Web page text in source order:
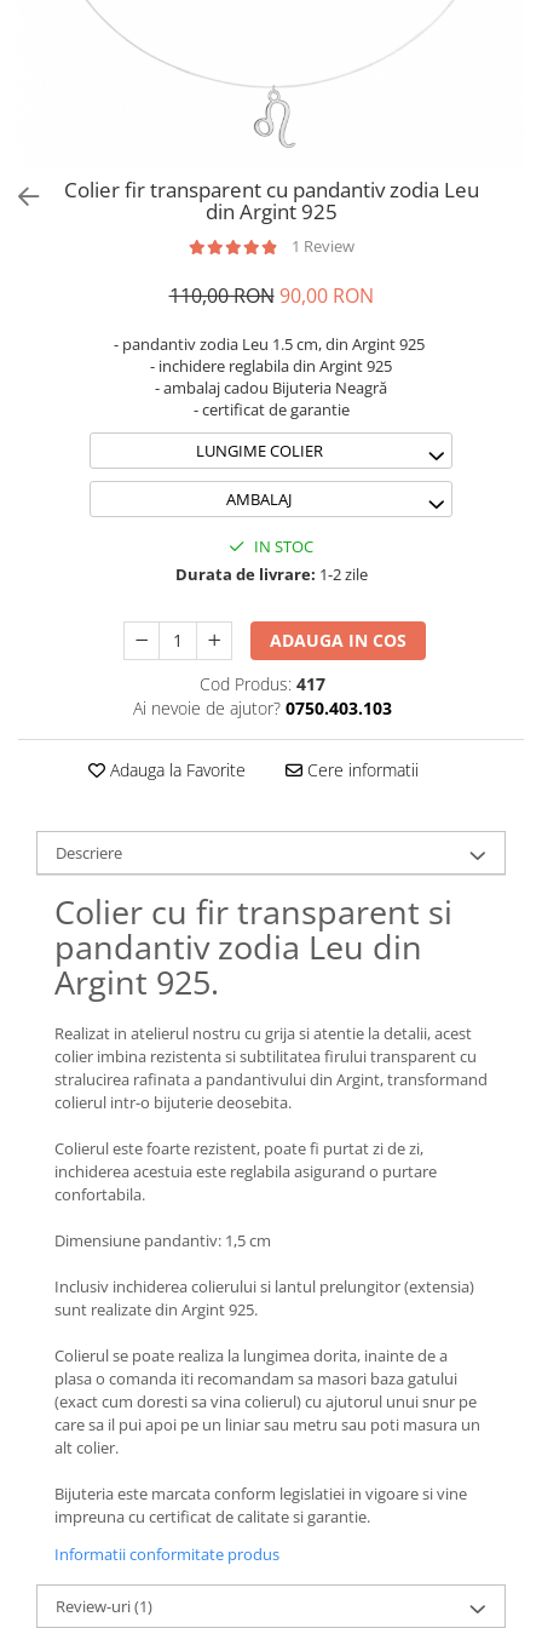
Coliere Transparente cu Cruce
Coliere Transparente cu Stea
Coliere Transparente cu Soare
Coliere Transparente cu Semilună
Coliere Transparente cu Zodii
Coliere Transparente cu Initiale
Coliere Transparente cu Flori
Coliere Transparente cu Molecule
Coliere Transparente Diverse
Lănțișoare cu Inimioare
Lănțișoare cu Cruce
Lănțișoare cu Stea
Lănțișoare cu Semilună
Lănțișoare cu Animale
Lănțișoare cu Molecule
Lănțișoare cu Pietre Naturale
Lănțișoare Argint Diverse
COLIERE CU PERLE
Coliere cu Perle Preciosa
COLIERE ȘNUR REGLABIL
Coliere cu Inimioare
Coliere cu Cruce
Coliere cu Stea
Coliere cu Soare
Coliere cu Semilună
Coliere cu Zodii
Coliere cu Flori
Coliere cu Molecule
Coliere Diverse
Brățări din Aur cu șnur reglabil
Brățări din Argint cu șnur reglabil
BRĂȚĂRI CU PIETRE SEMIPREȚIOASE
Brățări din Aur cu pietre
semiprețioase
Brățări din Argint cu pietre
Brățări elastice cu pietre
semiprețioase
BRĂȚĂRI DE PICIOR
Brățări de picior din Aur
Brățări de picior din Argint
Brățări din Argint cu pietre
semiprețioase
Brățări elastice cu pietre
Colier fir transparent cu pandantiv zodia Leu
din Argint 925
1 Review
110,00 RON 90,00 RON
- pandantiv zodia Leu 1.5 cm, din Argint 925
- inchidere reglabila din Argint 925
- ambalaj cadou Bijuteria Neagră
- certificat de garantie
LUNGIME COLIER
AMBALAJ
IN STOC
Durata de livrare: 1-2 zile
ADAUGA IN COS
Cod Produs: 417
Ai nevoie de ajutor? 0750.403.103
Adauga la Favorite Cere informatii
Descriere
Colier cu fir transparent si
pandantiv zodia Leu din
Argint 925.
Realizat in atelierul nostru cu grija si atentie la detalii, acest
colier imbina rezistenta si subtilitatea firului transparent cu
stralucirea rafinata a pandantivului din Argint, transformand
colierul intr-o bijuterie deosebita.
Colierul este foarte rezistent, poate fi purtat zi de zi,
inchiderea acestuia este reglabila asigurand o purtare
confortabila.
Dimensiune pandantiv: 1,5 cm
Inclusiv inchiderea colierului si lantul prelungitor (extensia)
sunt realizate din Argint 925.
Colierul se poate realiza la lungimea dorita, inainte de a
plasa o comanda iti recomandam sa masori baza gatului
(exact cum doresti sa vina colierul) cu ajutorul unui snur pe
care sa il pui apoi pe un liniar sau metru sau poti masura un
alt colier.
Bijuteria este marcata conform legislatiei in vigoare si vine
impreuna cu certificat de calitate si garantie.
Informatii conformitate produs
Review-uri(1)